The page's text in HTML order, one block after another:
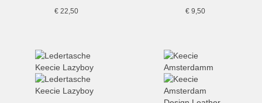
€ 22,50
gold
€ 9,50